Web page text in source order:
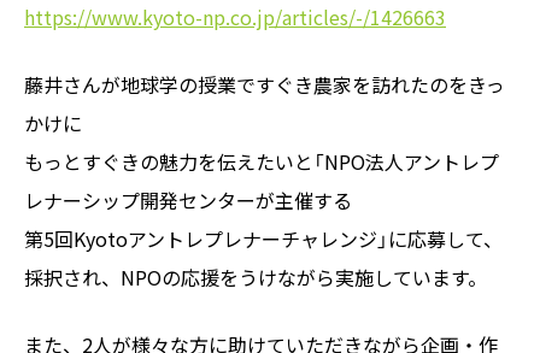
https://www.kyoto-np.co.jp/articles/-/1426663
藤井さんが地球学の授業ですぐき農家を訪れたのをきっ
かけに
もっとすぐきの魅力を伝えたいと「NPO法人アントレプ
レナーシップ開発センターが主催する
第5回Kyotoアントレプレナーチャレンジ」に応募して、
採択され、NPOの応援をうけながら実施しています。
また、2人が様々な方に助けていただきながら企画・作